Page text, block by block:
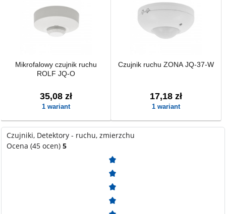
Mikrofalowy czujnik ruchu
ROLF JQ-O
35,08 zł
1 wariant
Czujnik ruchu ZONA JQ-37-W
17,18 zł
1 wariant
Czujniki, Detektory - ruchu, zmierzchu
Ocena (45 ocen)5